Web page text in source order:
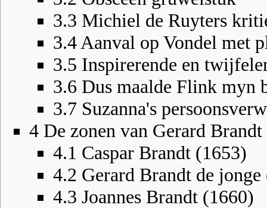
3.3 Michiel de Ruyters
3.4 Aanval op Vondel met
3.5 Inspirerende en
3.6 Dus maalde Flink myn
3.7 Suzanna's
4 De zonen van Gerard Brandt
4.1 Caspar Brandt (1653)
4.2 Gerard Brandt de
4.3 Joannes Brandt (1660)